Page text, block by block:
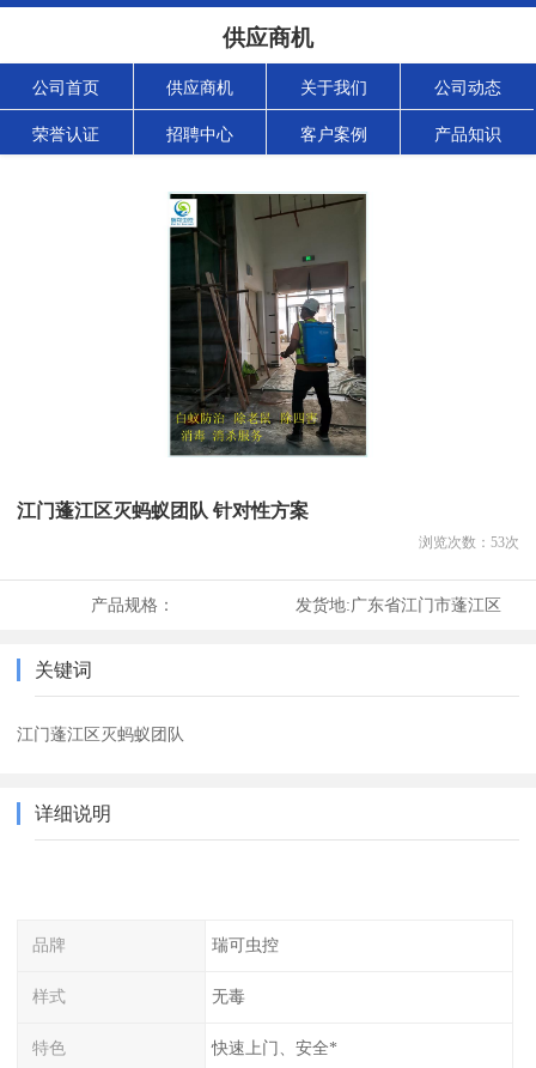
供应商机
公司首页 供应商机 关于我们 公司动态
荣誉认证 招聘中心 客户案例 产品知识
江门蓬江区灭蚂蚁团队 针对性方案
浏览次数： 53次
产品规格： 发货地:广东省江门市蓬江区
关键词
江门蓬江区灭蚂蚁团队
详细说明
品牌 瑞可虫控
样式 无毒
特色 快速上门、安全*